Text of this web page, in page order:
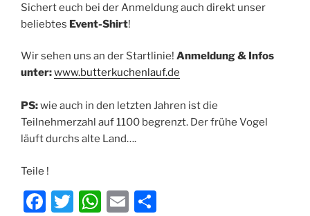
Sichert euch bei der Anmeldung auch direkt unser
beliebtes Event-Shirt!
Wir sehen uns an der Startlinie! Anmeldung & Infos
unter:www.butterkuchenlauf.de
PS:wie auch in den letzten Jahren ist die
Teilnehmerzahl auf 1100 begrenzt. Der frühe Vogel
läuft durchs alte Land….
Teile !
F
T
W E